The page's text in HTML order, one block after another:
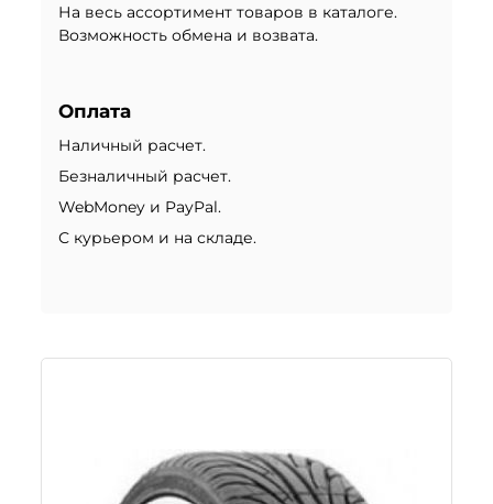
На весь ассортимент товаров в каталоге.
Возможность обмена и возвата.
Оплата
Наличный расчет.
Безналичный расчет.
WebMoney и PayPal.
С курьером и на складе.